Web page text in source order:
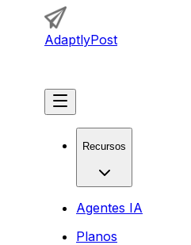
AdaptlyPost
Recursos
Agentes IA
Planos